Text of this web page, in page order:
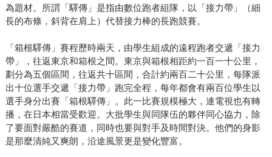
為題材。所謂「驛傳」是指由數位跑者組隊，以「接力帶」（細
長的布條，斜背在肩上）代替接力棒的長跑競賽。
「箱根驛傳」賽程歷時兩天，由學生組成的遠程跑者交遞「接力
帶」，往返東京和箱根之間。東京與箱根相距約一百一十公里，
劃分為五個區間，往返共十區間，合計約兩百二十公里，每隊派
出十位選手交遞「接力帶」跑完全程，每年都會有兩百位學生以
選手身分出賽「箱根驛傳」。此一比賽規模極大，連電視也有轉
播，在日本相當受歡迎。大批學生與同隊伍的夥伴同心協力，除
了要面對嚴酷的賽道，同時也要與對手及時間對決。他們的身影
是那麼清純又爽朗，沿途風景更是變化豐富。